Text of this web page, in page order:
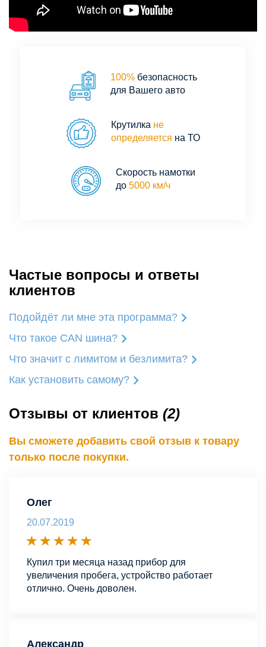
100%безопасность
для Вашего авто
Крутилка не
определяется на ТО
Скорость намотки
до 5000 км/ч
Частые вопросы и ответы
клиентов
Подойдёт ли мне эта программа?
Что такое CAN шина?
Что значит с лимитом и безлимита?
Как установить самому?
Отзывы от клиентов (2)
Вы сможете добавить свой отзыв к товару
только после покупки.
Олег
20.07.2019
Купил три месяца назад прибор для
увеличения пробега, устройство работает
отлично. Очень доволен.
Александр